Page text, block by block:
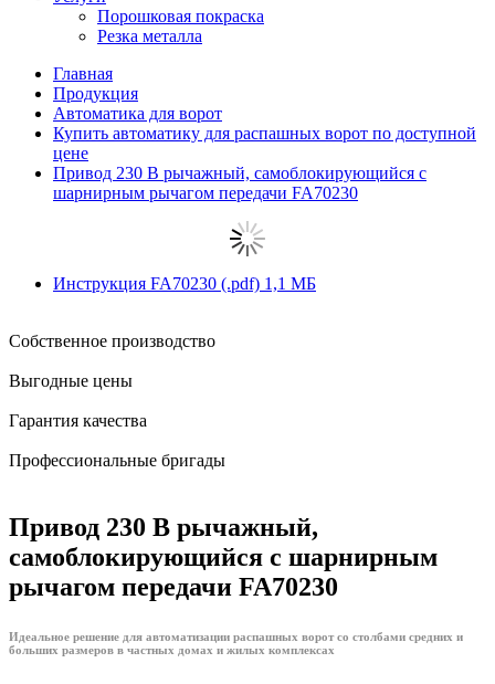
Порошковая покраска
Резка металла
Главная
Продукция
Автоматика для ворот
Купить автоматику для распашных ворот по доступной
цене
Привод 230 В рычажный, самоблокирующийся с
шарнирным рычагом передачи FA70230
Инструкция FA70230 (.pdf) 1,1 MБ
Собственное производство
Выгодные цены
Гарантия качества
Профессиональные бригады
Привод 230 В рычажный,
самоблокирующийся с шарнирным
рычагом передачи FA70230
Идеальное решение для автоматизации распашных ворот со столбами средних и
больших размеров в частных домах и жилых комплексах